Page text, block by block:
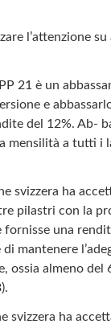
l’attenzione
21 è un
e
del 12%. Ab-
mensilità a tutti i
svizzera ha
pilastri con la
fornisse una
mantenere
ossia almeno del
svizzera ha